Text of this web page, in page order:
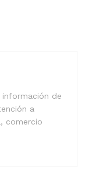
información de
a
comercio